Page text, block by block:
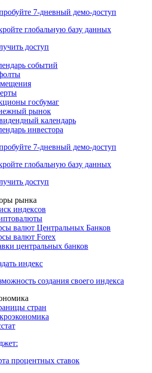
7-дневный демо-доступ
глобальную базу данных
доступ
событий
госбумаг
рынок
календарь
инвестора
7-дневный демо-доступ
глобальную базу данных
доступ
рынка
индексов
валют Центральных Банков
валют Forex
центральных банков
индекс
создания своего индекса
стран
процентных ставок